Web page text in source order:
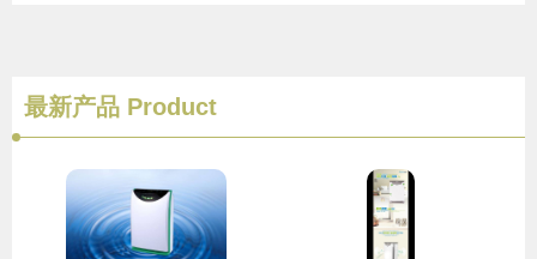
最新产品 Product